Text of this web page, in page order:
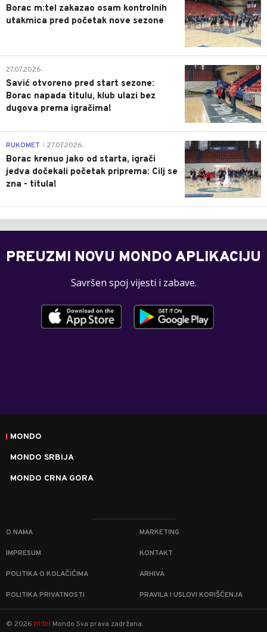
Borac m:tel zakazao osam kontrolnih
utakmica pred početak nove sezone
0
27.07.2026.
Savić otvoreno pred start sezone:
Borac napada titulu, klub ulazi bez
dugova prema igračima!
0
RUKOMET 27.07.2026.
Borac krenuo jako od starta, igrači
jedva dočekali početak priprema: Cilj se
zna - titula!
PREUZMI NOVU MONDO APLIKACIJU
Savršen spoj vijesti i zabave.
MONDO
MONDO SRBIJA
MONDO CRNA GORA
O NAMA MARKETING
IMPRESUM KONTAKT
POLITIKA O KOLAČIĆIMA ARHIVA
POLITIKA PRIVATNOSTI PRAVILA I USLOVI KORIŠĆENJA
© 2026 m:tel Mondo Sva prava zadržana.